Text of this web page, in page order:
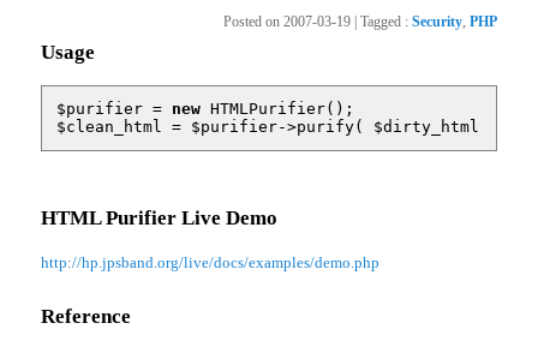
Posted on 2007-03-19 | Tagged : Security, PHP
Usage
$purifier = new
$clean_html = $purifier->purify( $dirty_html
HTML Purifier Live Demo
http://hp.jpsband.org/live/docs/examples/demo.php
Reference